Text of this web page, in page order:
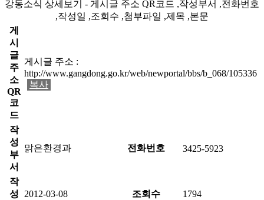
강동소식 상세보기 - 게시글 주소 QR코드 ,작성부서 ,전화번호
,작성일 ,조회수 ,첨부파일 ,제목 ,본문
게
시
글
주
소
QR
코
드
게시글 주소 :
http://www.gangdong.go.kr/web/newportal/bbs/b_068/105336
복사
작
성
부
서
맑은환경과 전화번호 3425-5923
작
성
2012-03-08 조회수 1794